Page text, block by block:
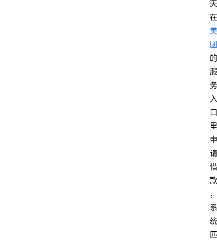
天
在
美
团
的
服
务
入
口
里
申
请
借
款
，
系
统
匹